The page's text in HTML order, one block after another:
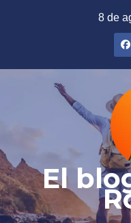
8 de
El